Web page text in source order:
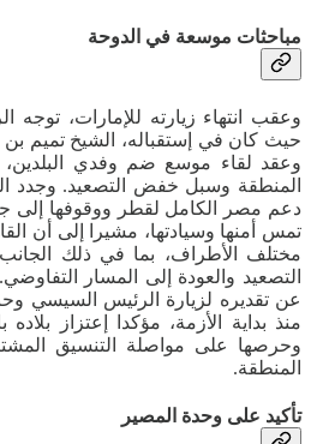
مباحثات موسعة في الدوحة
وعقب انتهاء زيارته للإمارات، توجه
حيث كان في إستقباله، الشيخ تميم
وعقد لقاء موسع ضم وفدي البلدين،
المنطقة وسبل خفض التصعيد. وجدد
دعم مصر الكامل لقطر ووقوفها إلى
تمس أمنها وسيادتها، مشيرا إلى أن
مختلف الأطراف، بما في ذلك
التصعيد والعودة إلى المسار
عن تقديره لزيارة الرئيس السيسي
منذ بداية الأزمة، مؤكدا إعتزاز
وحرصها على مواصلة التنسيق
المنطقة.
تأكيد على وحدة المصير